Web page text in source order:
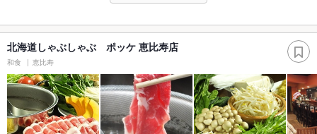
北海道しゃぶしゃぶ ポッケ 恵比寿店
和食 恵比寿